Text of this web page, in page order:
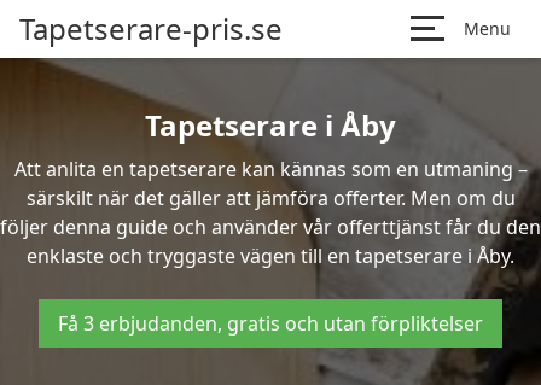
Tapetserare-pris.se Menu
Tapetserare i Åby
Att anlita en tapetserare kan kännas som en utmaning –
särskilt när det gäller att jämföra offerter. Men om du
följer denna guide och använder vår offerttjänst får du den
enklaste och tryggaste vägen till en tapetserare i Åby.
Få 3 erbjudanden, gratis och utan förpliktelser